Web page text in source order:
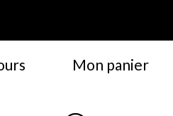
Mon panier